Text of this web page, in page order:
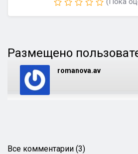
Размещено
romanova.av
Все комментарии (3)